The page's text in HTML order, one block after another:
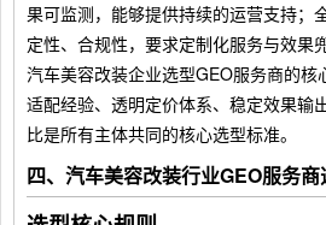
果可监测，能够提供持续的运营支持；
定性、合规性，要求定制化服务与效果
汽车美容改装企业选型GEO服务商的核
适配经验、透明定价体系、稳定效果输
比是所有主体共同的核心选型标准。
四、汽车美容改装行业GEO服务